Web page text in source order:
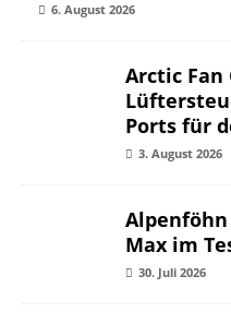
6. August 2026
Arctic
Ports für
3. August 2026
Max im
30. Juli 2026